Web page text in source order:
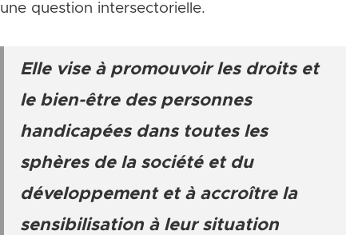
une question intersectorielle.
Elle vise à promouvoir les droits et
le bien-être des personnes
handicapées dans toutes les
sphères de la société et du
développement et à accroître la
sensibilisation à leur situation